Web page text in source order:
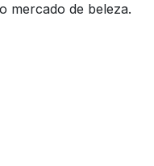
mercado de beleza.